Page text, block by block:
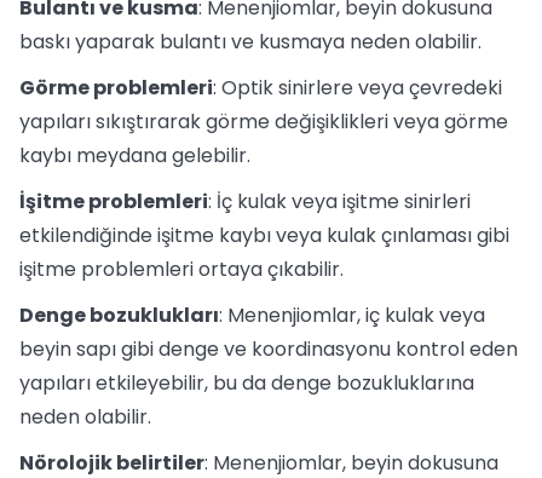
Bulantı ve kusma: Menenjiomlar, beyin dokusuna
baskı yaparak bulantı ve kusmaya neden olabilir.
Görme problemleri: Optik sinirlere veya çevredeki
yapıları sıkıştırarak görme değişiklikleri veya görme
kaybı meydana gelebilir.
İşitme problemleri: İç kulak veya işitme sinirleri
etkilendiğinde işitme kaybı veya kulak çınlaması gibi
işitme problemleri ortaya çıkabilir.
Denge bozuklukları: Menenjiomlar, iç kulak veya
beyin sapı gibi denge ve koordinasyonu kontrol eden
yapıları etkileyebilir, bu da denge bozukluklarına
neden olabilir.
Nörolojik belirtiler: Menenjiomlar, beyin dokusuna